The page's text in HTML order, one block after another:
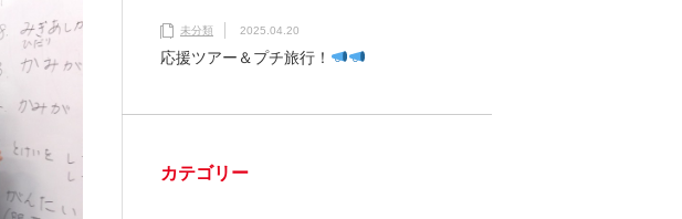
未分類 2025.04.20
応援ツアー＆プチ旅行！
カテゴリー